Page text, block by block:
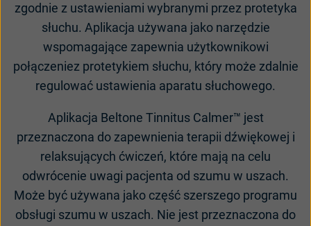
zgodnie z ustawieniami wybranymi przez protetyka
słuchu. Aplikacja używana jako narzędzie
wspomagające zapewnia użytkownikowi
połączeniez protetykiem słuchu, który może zdalnie
regulować ustawienia aparatu słuchowego.
Aplikacja Beltone Tinnitus Calmer™ jest
przeznaczona do zapewnienia terapii dźwiękowej i
relaksujących ćwiczeń, które mają na celu
odwrócenie uwagi pacjenta od szumu w uszach.
Może być używana jako część szerszego programu
obsługi szumu w uszach. Nie jest przeznaczona do